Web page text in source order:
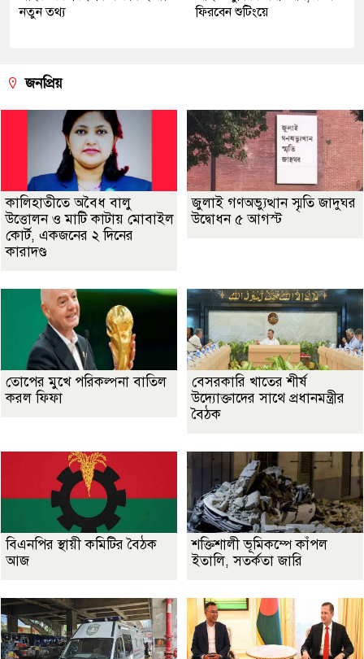
নতুন তথ্য
ফিরবেন শুটিংয়ে
জনপ্রিয়
কালিহাতীতে অবৈধ বালু
উত্তোলন ও মাটি কাটায় মোবাইল
কোর্ট, একজনের ২ দিনের
কারাদণ্ড
জুলাই গণঅভ্যুত্থান স্মৃতি জাদুঘর
উদ্বোধন ৫ আগস্ট
তোপের মুখে পরিকল্পনা বাতিল
করল ফিফা
বেসরকারি খাতের শীর্ষ
উদ্যোক্তাদের সাথে প্রধানমন্ত্রীর
বৈঠক
বিএনপির স্থায়ী কমিটির বৈঠক
আজ
শক্তিশালী ভূমিকম্পে কাঁপল
ইতালি, সতর্কতা জারি